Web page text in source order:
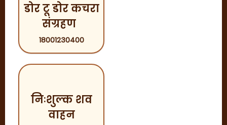
डोर टू डोर कचरा
संग्रहण
18001230400
निःशुल्क शव
वाहन